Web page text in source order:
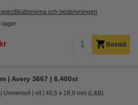
specifikationerna och beskrivningen
lager
Beställ
| Avery 3667 | 6.400st
Universell vit 48,5 x 16,9 mm (L&B)